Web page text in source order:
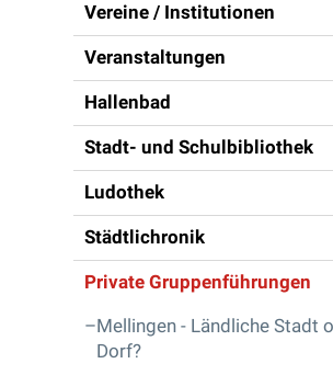
Vereine / Institutionen
Veranstaltungen
Hallenbad
Stadt- und Schulbibliothek
Ludothek
Städtlichronik
Private Gruppenführungen
Mellingen - Ländliche Stadt
Dorf?